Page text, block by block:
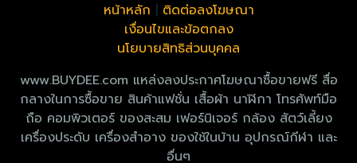
หน้าหลัก
ติดต่อลงโฆษณา
เงื่อนไขและข้อตกลง
นโยบายสิทธิส่วนบุคคล
www.BUYDEE.com แหล่งลงประกาศโฆษณาซื้อขายฟรี สื่อ
กลางในการซื้อขาย สินค้าแฟชั่น เสื้อผ้า นาฬิกา โทรศัพท์มือ
ถือ คอมพิวเตอร์ ของสะสม เฟอร์นิเจอร์ กล้อง สัตว์เลี้ยง
เครื่องประดับ เครื่องสำอาง ของใช้ในบ้าน อุปกรณ์กีฬา และ
อื่นๆ